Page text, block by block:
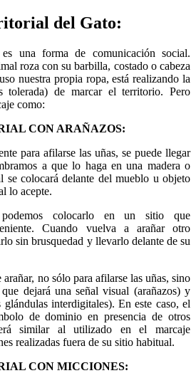
del Gato:
una forma de comunicación social.
roza con su barbilla, costado o cabeza
nuestra propia ropa, está realizando la
tolerada) de marcar el territorio. Pero
como:
CON ARAÑAZOS:
para afilarse las uñas, se puede llegar
a que lo haga en una madera o
se colocará delante del mueblo u objeto
lo acepte.
colocarlo en un sitio que
Cuando vuelva a arañar otro
sin brusquedad y llevarlo delante de su
arañar, no sólo para afilarse las uñas, sino
dejará una señal visual (arañazos) y
interdigitales). En este caso, el
de dominio en presencia de otros
similar al utilizado en el marcaje
realizadas fuera de su sitio habitual.
CON MICCIONES: